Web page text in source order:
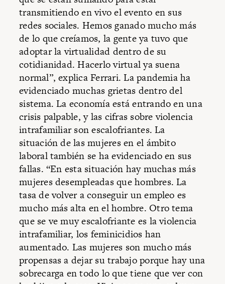
transmitiendo en vivo el evento en sus
redes sociales. Hemos ganado mucho más
de lo que creíamos, la gente ya tuvo que
adoptar la virtualidad dentro de su
cotidianidad. Hacerlo virtual ya suena
normal”, explica Ferrari. La pandemia ha
evidenciado muchas grietas dentro del
sistema. La economía está entrando en una
crisis palpable, y las cifras sobre violencia
intrafamiliar son escalofriantes. La
situación de las mujeres en el ámbito
laboral también se ha evidenciado en sus
fallas. “En esta situación hay muchas más
mujeres desempleadas que hombres. La
tasa de volver a conseguir un empleo es
mucho más alta en el hombre. Otro tema
que se ve muy escalofriante es la violencia
intrafamiliar, los feminicidios han
aumentado. Las mujeres son mucho más
propensas a dejar su trabajo porque hay una
sobrecarga en todo lo que tiene que ver con